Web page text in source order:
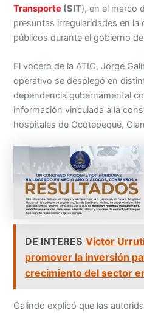
Transporte (SIT), en el marco
presuntas irregularidades en
públicos durante el gobierno
El vocero de la ATIC, Jorge
operativo se desplegó en
dependencia gubernamental
información vinculada a la
hospitales de Ocotepeque,
DE INTERES Víctor
promover la inversión
crecimiento del sector
Galindo explicó que las